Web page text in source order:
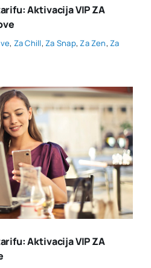
Aktivacija VIP ZA
, Za Chill,Za Snap,Za Zen,Za
Aktivacija VIP ZA